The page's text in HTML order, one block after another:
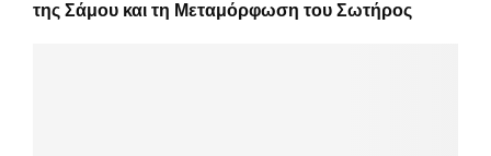
της Σάμου και τη Μεταμόρφωση του Σωτήρος